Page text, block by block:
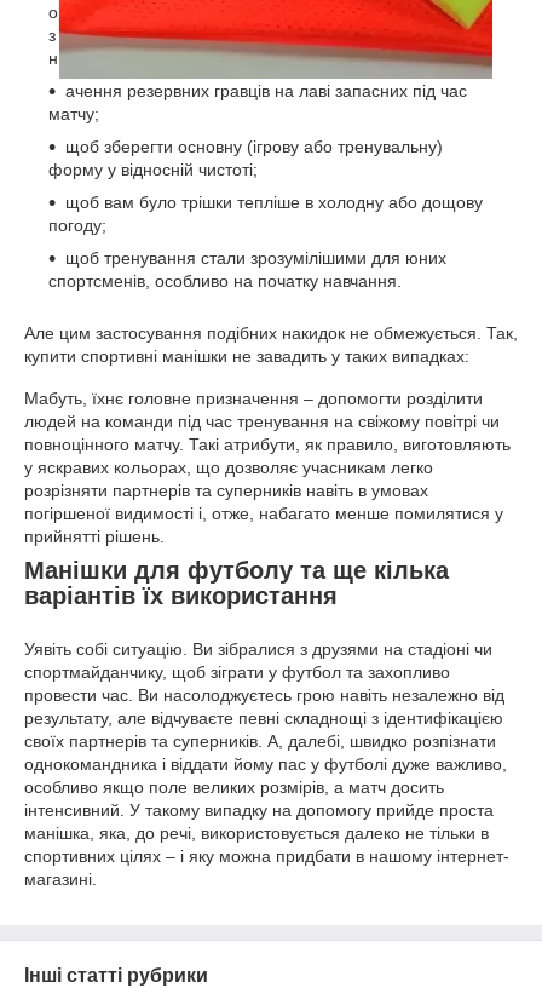
Уявіть собі ситуацію. Ви зібралися з друзями на стадіоні чи
спортмайданчику, щоб зіграти у футбол та захопливо
провести час. Ви насолоджуєтесь грою навіть незалежно від
результату, але відчуваєте певні складнощі з ідентифікацією
своїх партнерів та суперників. А, далебі, швидко розпізнати
однокомандника і віддати йому пас у футболі дуже важливо,
особливо якщо поле великих розмірів, а матч досить
інтенсивний. У такому випадку на допомогу прийде проста
манішка, яка, до речі, використовується далеко не тільки в
спортивних цілях – і яку можна придбати в нашому інтернет-
магазині.
Манішки для футболу та ще кілька
варіантів їх використання
Мабуть, їхнє головне призначення – допомогти розділити
людей на команди під час тренування на свіжому повітрі чи
повноцінного матчу. Такі атрибути, як правило, виготовляють
у яскравих кольорах, що дозволяє учасникам легко
розрізняти партнерів та суперників навіть в умовах
погіршеної видимості і, отже, набагато менше помилятися у
прийнятті рішень.
Але цим застосування подібних накидок не обмежується. Так,
купити спортивні манішки не завадить у таких випадках:
о
з
н
ачення резервних гравців на лаві запасних під час
матчу;
щоб зберегти основну (ігрову або тренувальну)
форму у відносній чистоті;
щоб вам було трішки тепліше в холодну або дощову
погоду;
щоб тренування стали зрозумілішими для юних
спортсменів, особливо на початку навчання.
Інші статті рубрики